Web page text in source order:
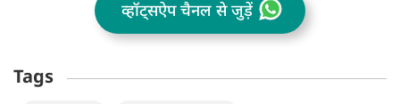
व्हॉट्सऐप चैनल से जुड़ें
Tags